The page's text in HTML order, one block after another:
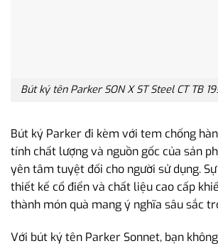
Bút ký tên Parker SON X ST Steel CT TB
Bút ký Parker đi kèm với tem chống
tính chất lượng và nguồn gốc của sản
yên tâm tuyệt đối cho người sử dụng.
thiết kế cổ điển và chất liệu cao cấp
thành món quà mang ý nghĩa sâu sắc
Với bút ký tên Parker Sonnet, bạn